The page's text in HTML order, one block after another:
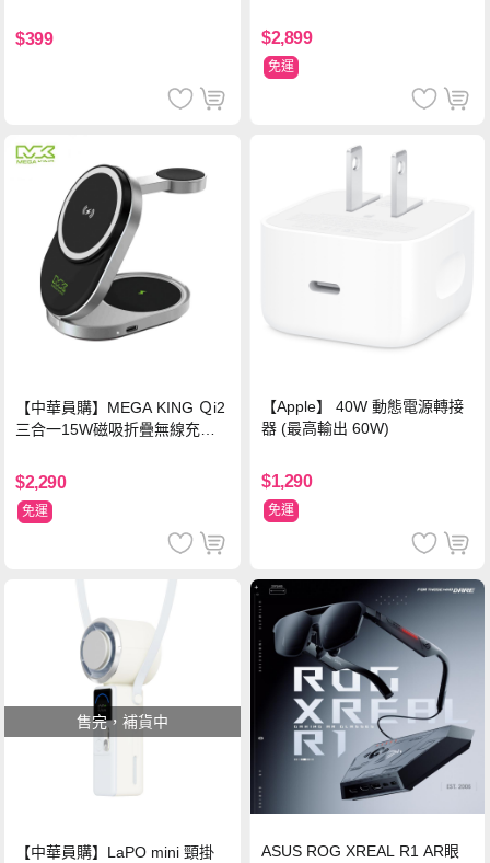
$399 $2,899
免運
【中華員購】MEGA KING Ｑi2
三合一15W磁吸折疊無線充電
$2,290
免運
【Apple】 40W 動態電源轉接
器 (最高輸出 60W)
$1,290
免運
售完，補貨中
【中華員購】LaPO mini 頸掛
ASUS ROG XREAL R1 AR眼